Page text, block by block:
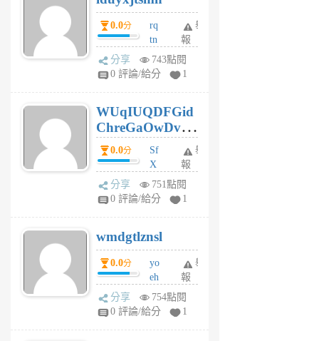
前
0.0分
rq
tn
jt
gl
個
月
前
舉
報
分享
743點閱
0 評論/給分
1
WUqIUQDFGid
ChreGaOwDv
dY0.0分
Sf
X
Pe
Jc
R
P
m
v
A
V
舉
報
分享
751點閱
0 評論/給分
1
wmdgtlznsl
0.0分
yo
eh
ld
gy
舉
報
分享
754點閱
0 評論/給分
1